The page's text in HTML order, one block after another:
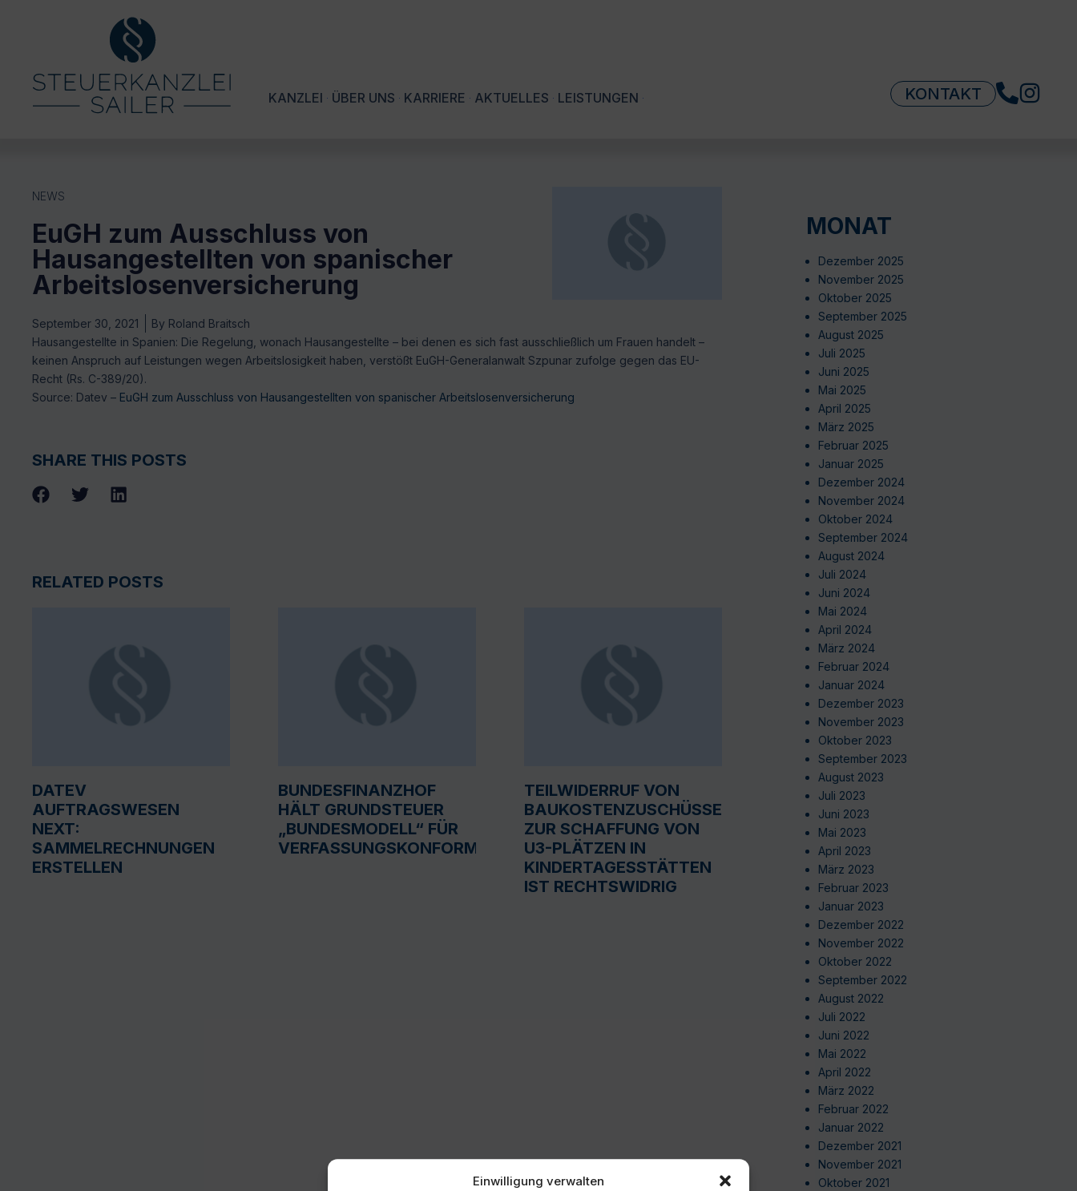
Einwilligung verwalten
KANZLEI ÜBER UNS KARRIERE AKTUELLES LEISTUNGEN KONTAKT
NEWS
EuGH zum Ausschluss von
Hausangestellten von spanischer
Arbeitslosenversicherung
September 30, 2021 By Roland Braitsch
Hausangestellte in Spanien: Die Regelung, wonach Hausangestellte – bei denen es sich fast ausschließlich um Frauen handelt –
keinen Anspruch auf Leistungen wegen Arbeitslosigkeit haben, verstößt EuGH-Generalanwalt Szpunar zufolge gegen das EU-
Recht (Rs. C-389/20).
Source: Datev – EuGH zum Ausschluss von Hausangestellten von spanischer Arbeitslosenversicherung
SHARE THIS POSTS
RELATED POSTS
DATEV
AUFTRAGSWESEN
NEXT:
SAMMELRECHNUNGEN
ERSTELLEN
BUNDESFINANZHOF
HÄLT GRUNDSTEUER
„BUNDESMODELL“ FÜR
VERFASSUNGSKONFORM
TEILWIDERRUF VON
BAUKOSTENZUSCHÜSSEN
ZUR SCHAFFUNG VON
U3-PLÄTZEN IN
KINDERTAGESSTÄTTEN
IST RECHTSWIDRIG
MONAT
Dezember 2025
November 2025
Oktober 2025
September 2025
August 2025
Juli 2025
Juni 2025
Mai 2025
April 2025
März 2025
Februar 2025
Januar 2025
Dezember 2024
November 2024
Oktober 2024
September 2024
August 2024
Juli 2024
Juni 2024
Mai 2024
April 2024
März 2024
Februar 2024
Januar 2024
Dezember 2023
November 2023
Oktober 2023
September 2023
August 2023
Juli 2023
Juni 2023
Mai 2023
April 2023
März 2023
Februar 2023
Januar 2023
Dezember 2022
November 2022
Oktober 2022
September 2022
August 2022
Juli 2022
Juni 2022
Mai 2022
April 2022
März 2022
Februar 2022
Januar 2022
Dezember 2021
November 2021
Oktober 2021